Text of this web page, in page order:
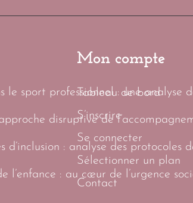
le sport professionnel : une analyse
disruptive de
: analyse des protocoles
l’enfance : au cœur de l’urgence
Mon compte
Tableau de bord
S’inscrire
Se connecter
Sélectionner un plan
Contact